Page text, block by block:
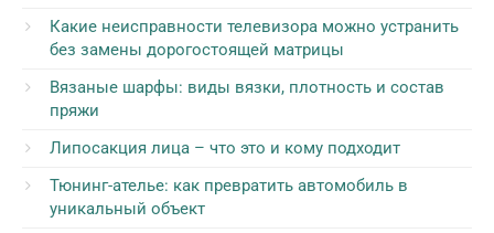
Какие неисправности телевизора можно устранить
без замены дорогостоящей матрицы
Вязаные шарфы: виды вязки, плотность и состав
пряжи
Липосакция лица – что это и кому подходит
Тюнинг-ателье: как превратить автомобиль в
уникальный объект